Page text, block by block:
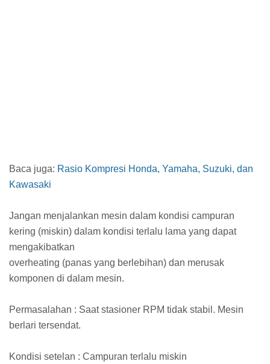
Baca juga: Rasio Kompresi Honda, Yamaha, Suzuki, dan
Kawasaki
Jangan menjalankan mesin dalam kondisi campuran
kering (miskin) dalam kondisi terlalu lama yang dapat
mengakibatkan
overheating (panas yang berlebihan) dan merusak
komponen di dalam mesin.
Permasalahan : Saat stasioner RPM tidak stabil. Mesin
berlari tersendat.
Kondisi setelan : Campuran terlalu miskin